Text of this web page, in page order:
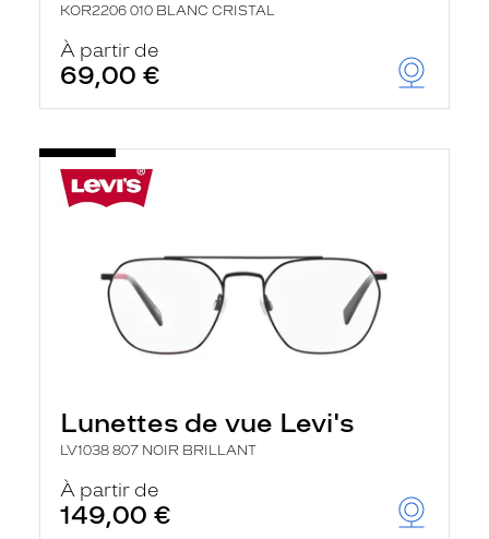
KOR2206 010 BLANC CRISTAL
À partir de
69,00 €
Lunettes de vue Levi's
LV1038 807 NOIR BRILLANT
À partir de
149,00 €